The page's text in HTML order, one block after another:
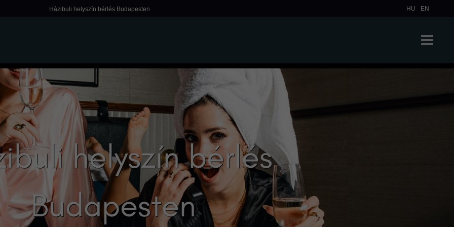
Házibuli helyszín bérlés Budapesten HU EN
helyszín bérlés
Budapesten